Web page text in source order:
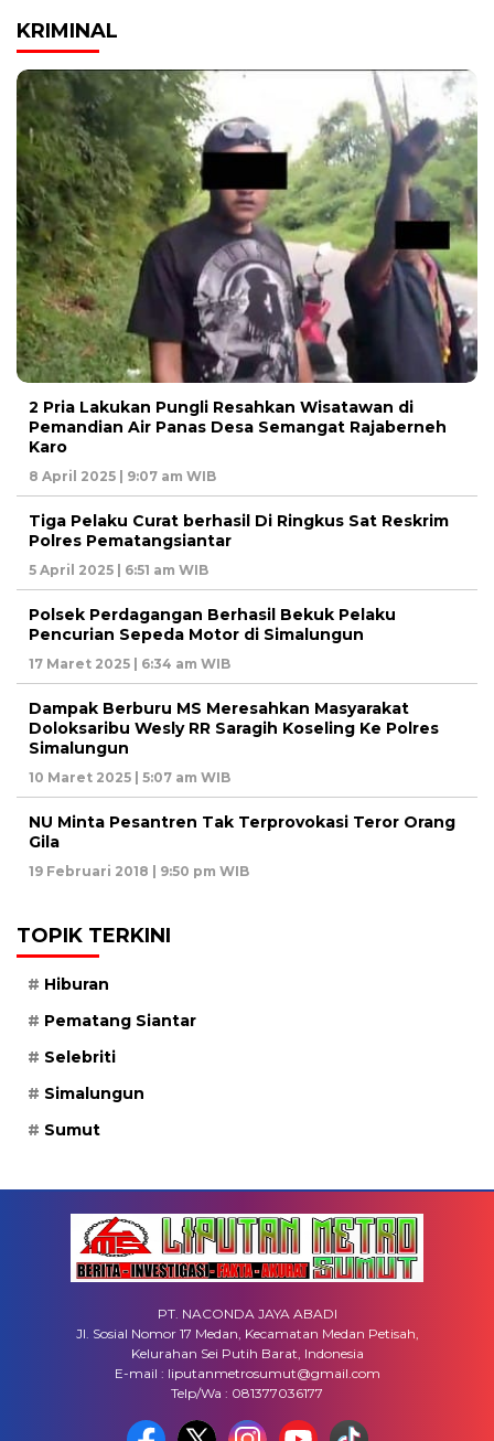
KRIMINAL
2 Pria Lakukan Pungli Resahkan Wisatawan di
Pemandian Air Panas Desa Semangat Rajaberneh
Karo
8 April 2025 | 9:07 am WIB
Tiga Pelaku Curat berhasil Di Ringkus Sat Reskrim
Polres Pematangsiantar
5 April 2025 | 6:51 am WIB
Polsek Perdagangan Berhasil Bekuk Pelaku
Pencurian Sepeda Motor di Simalungun
17 Maret 2025 | 6:34 am WIB
Dampak Berburu MS Meresahkan Masyarakat
Doloksaribu Wesly RR Saragih Koseling Ke Polres
Simalungun
10 Maret 2025 | 5:07 am WIB
NU Minta Pesantren Tak Terprovokasi Teror Orang
Gila
19 Februari 2018 | 9:50 pm WIB
TOPIK TERKINI
Hiburan
Pematang Siantar
Selebriti
Simalungun
Sumut
PT. NACONDA JAYA ABADI
Jl. Sosial Nomor 17 Medan, Kecamatan Medan Petisah,
Kelurahan Sei Putih Barat, Indonesia
E-mail : liputanmetrosumut@gmail.com
Telp/Wa : 081377036177